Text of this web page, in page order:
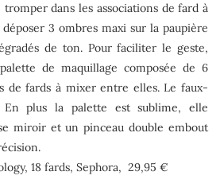
dans les associations de fard à
3 ombres maxi sur la paupière
de ton. Pour faciliter le geste,
de maquillage composée de 6
de fards à mixer entre elles. Le faux-
En plus la palette est sublime, elle
miroir et un pinceau double embout
18 fards, Sephora, 29,95 €